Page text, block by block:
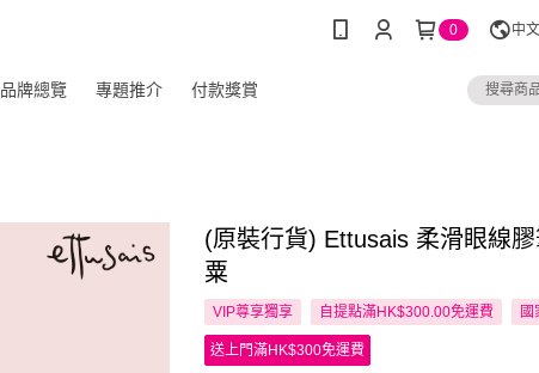
0 中
品牌總覽 專題推介 付款獎賞
(原裝行貨) Ettusais 柔滑眼線
粟
VIP尊享獨享 自提點滿HK$300.00免運費 國
送上門滿HK$300免運費